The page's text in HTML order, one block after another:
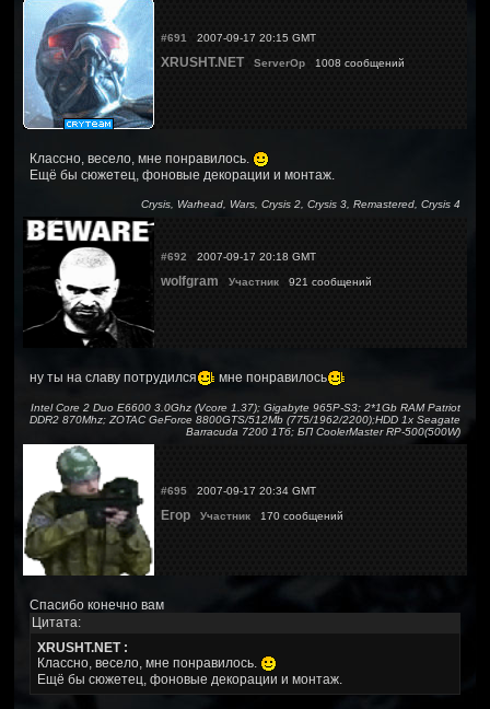
#691 2007-09-17 20:15 GMT
XRUSHT.NET ServerOp 1008 сообщений
Классно, весело, мне понравилось.
Ещё бы сюжетец, фоновые декорации и монтаж.
Crysis, Warhead, Wars, Crysis 2, Crysis 3, Remastered, Crysis 4
#692 2007-09-17 20:18 GMT
wolfgram Участник 921 сообщений
ну ты на славу потрудился мне понравилось
Intel Core 2 Duo E6600 3.0Ghz (Vcore 1.37); Gigabyte 965P-S3; 2*1Gb RAM Patriot
DDR2 870Mhz; ZOTAC GeForce 8800GTS/512Mb (775/1962/2200);HDD 1x Seagate
Barracuda 7200 1Тб; БП CoolerMaster RP-500(500W)
#695 2007-09-17 20:34 GMT
Егор Участник 170 сообщений
Спасибо конечно вам
Цитата:
XRUSHT.NET :
Классно, весело, мне понравилось.
Ещё бы сюжетец, фоновые декорации и монтаж.